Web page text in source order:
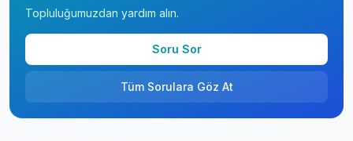
Topluluğumuzdan yardım alın.
Soru Sor
Tüm Sorulara Göz At